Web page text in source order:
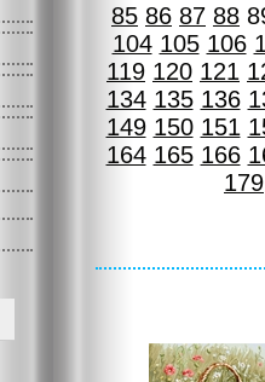
85 86 87 88
104 105 106
119 120 121
134 135 136
149 150 151
164 165 166
179